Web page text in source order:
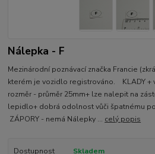
Nálepka - F
Mezinárodní poznávací značka Francie
kterém je vozidlo registrováno. KLADY +
rozměr - průměr 25mm+ lze nalepit na
lepidlo+ dobrá odolnost vůči špatnému
ZÁPORY - nemá Nálepky ... celý popis
Dostupnost Skladem